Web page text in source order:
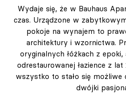
Wydaje się, że w Bauhaus
czas. Urządzone w
pokoje na wynajem to
architektury i wzornictwa.
oryginalnych łóżkach z
odrestaurowanej łazience z lat
wszystko to stało się możliwe
dwójki